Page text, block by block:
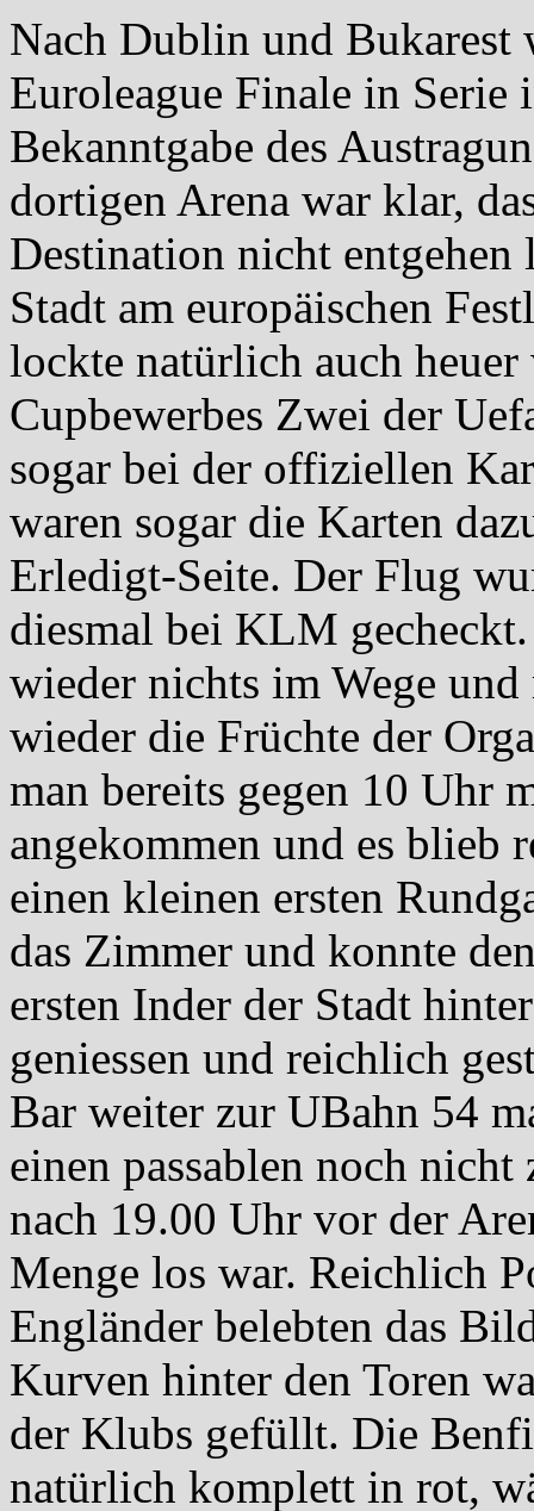
Nach Dublin und Bukarest
Euroleague Finale in
Bekanntgabe des
dortigen Arena war klar,
Destination nicht entgehen
Stadt am europäischen
lockte natürlich auch
Cupbewerbes Zwei der
sogar bei der offiziellen
waren sogar die Karten
Erledigt-Seite. Der Flug
diesmal bei KLM
wieder nichts im Wege
wieder die Früchte der
man bereits gegen 10 Uhr
angekommen und es
einen kleinen ersten
das Zimmer und konnte
ersten Inder der Stadt
geniessen und reichlich
Bar weiter zur UBahn 54
einen passablen noch
nach 19.00 Uhr vor der
Menge los war. Reichlich
Engländer belebten das
Kurven hinter den Toren
der Klubs gefüllt. Die
natürlich komplett in rot,